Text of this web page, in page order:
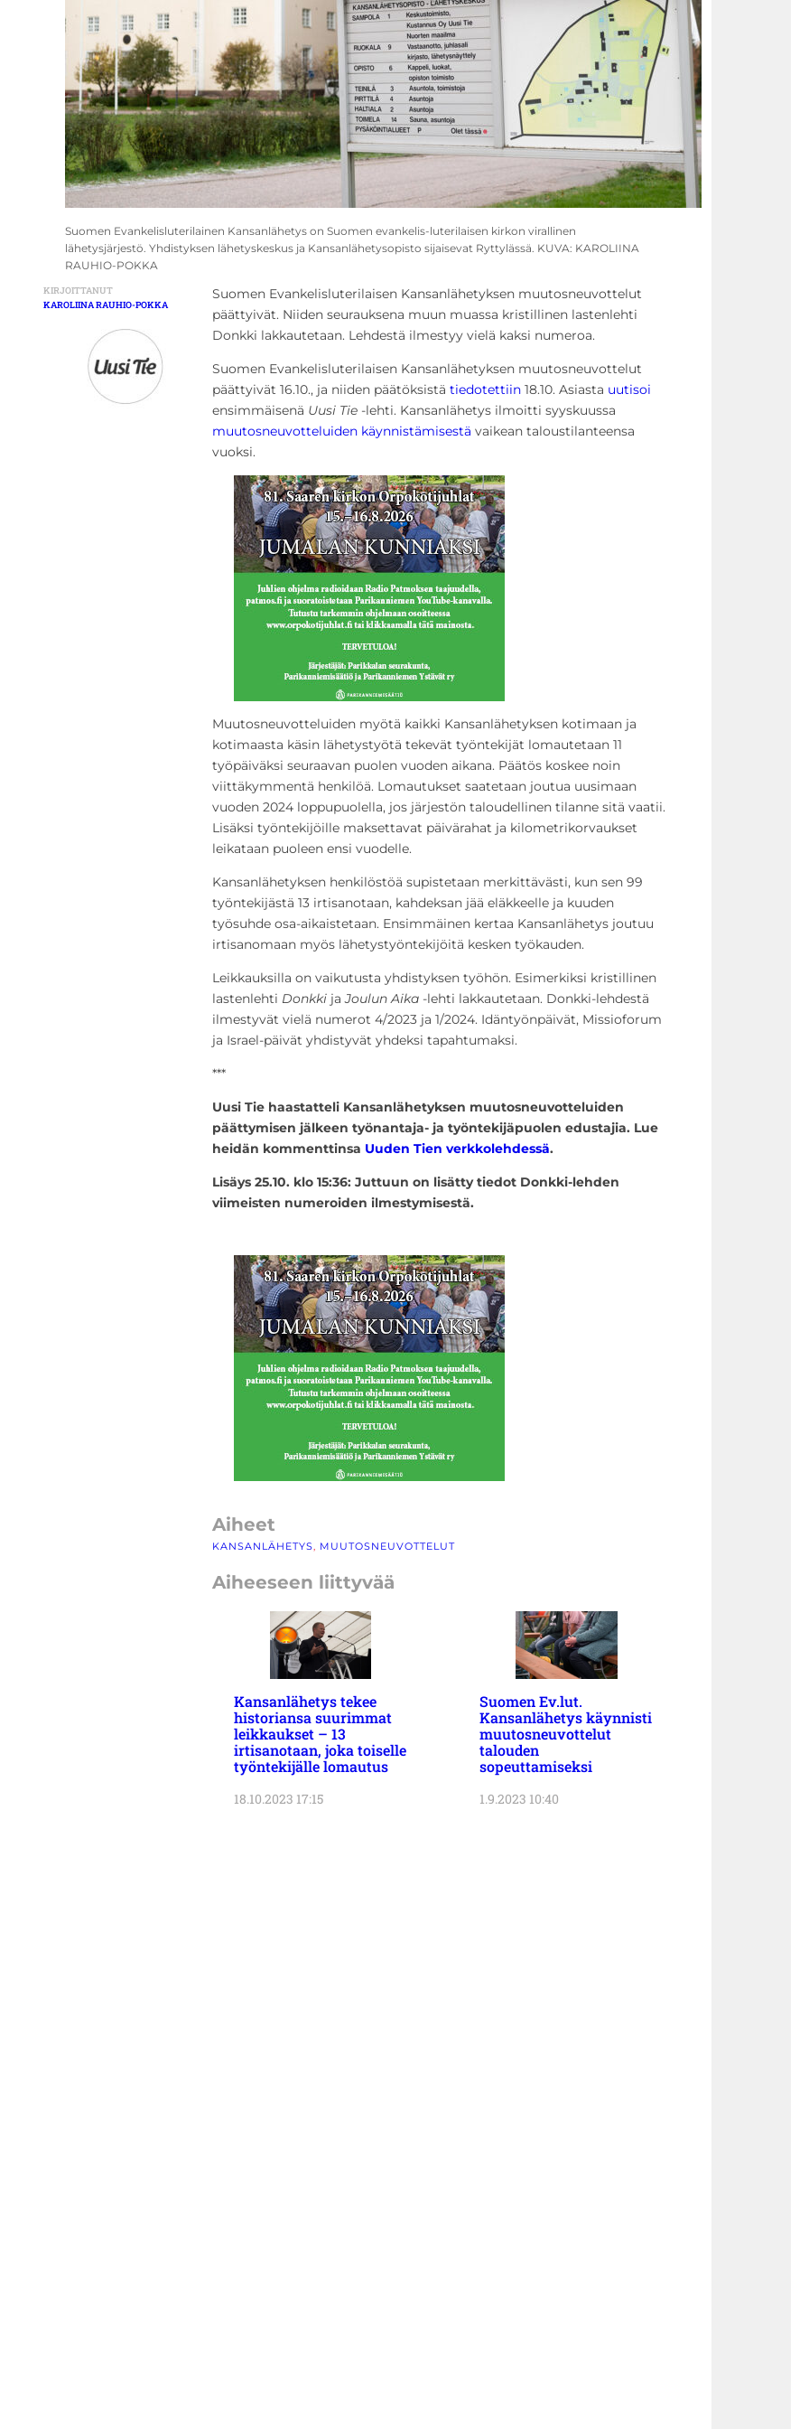
Suomen Evankelisluterilainen Kansanlähetys on Suomen evankelis-luterilaisen kirkon virallinen
lähetysjärjestö. Yhdistyksen lähetyskeskus ja Kansanlähetysopisto sijaisevat Ryttylässä. KUVA: KAROLIINA
RAUHIO-POKKA
KIRJOITTANUT
KAROLIINA RAUHIO-POKKA
Suomen Evankelisluterilaisen Kansanlähetyksen muutosneuvottelut
päättyivät. Niiden seurauksena muun muassa kristillinen lastenlehti
Donkki lakkautetaan. Lehdestä ilmestyy vielä kaksi numeroa.
Suomen Evankelisluterilaisen Kansanlähetyksen muutosneuvottelut
päättyivät 16.10., ja niiden päätöksistä tiedotettiin18.10. Asiasta uutisoi
ensimmäisenä Uusi Tie-lehti. Kansanlähetys ilmoitti syyskuussa
muutosneuvotteluiden käynnistämisestä vaikean taloustilanteensa
vuoksi.
Muutosneuvotteluiden myötä kaikki Kansanlähetyksen kotimaan ja
kotimaasta käsin lähetystyötä tekevät työntekijät lomautetaan 11
työpäiväksi seuraavan puolen vuoden aikana. Päätös koskee noin
viittäkymmentä henkilöä. Lomautukset saatetaan joutua uusimaan
vuoden 2024 loppupuolella, jos järjestön taloudellinen tilanne sitä vaatii.
Lisäksi työntekijöille maksettavat päivärahat ja kilometrikorvaukset
leikataan puoleen ensi vuodelle.
Kansanlähetyksen henkilöstöä supistetaan merkittävästi, kun sen 99
työntekijästä 13 irtisanotaan, kahdeksan jää eläkkeelle ja kuuden
työsuhde osa-aikaistetaan. Ensimmäinen kertaa Kansanlähetys joutuu
irtisanomaan myös lähetystyöntekijöitä kesken työkauden.
Leikkauksilla on vaikutusta yhdistyksen työhön. Esimerkiksi kristillinen
lastenlehti DonkkijaJoulun Aika-lehti lakkautetaan. Donkki-lehdestä
ilmestyvät vielä numerot 4/2023 ja 1/2024. Idäntyönpäivät, Missioforum
ja Israel-päivät yhdistyvät yhdeksi tapahtumaksi.
***
Uusi Tie haastatteli Kansanlähetyksen muutosneuvotteluiden
päättymisen jälkeen työnantaja- ja työntekijäpuolen edustajia. Lue
heidän kommenttinsa Uuden Tien verkkolehdessä.
Lisäys 25.10. klo 15:36: Juttuun on lisätty tiedot Donkki-lehden
viimeisten numeroiden ilmestymisestä.
Aiheet
KANSANLÄHETYS MUUTOSNEUVOTTELUT
Aiheeseen liittyvää
Kansanlähetys tekee
historiansa suurimmat
leikkaukset – 13
irtisanotaan, joka toiselle
työntekijälle lomautus
18.10.2023 17:15
Suomen Ev.lut.
Kansanlähetys käynnisti
muutosneuvottelut
talouden
sopeuttamiseksi
1.9.2023 10:40